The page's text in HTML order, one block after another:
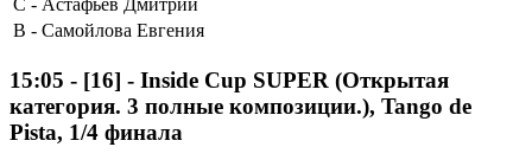
C - Астафьев Дмитрий
B - Самойлова Евгения
15:05 - [16] - Inside Cup SUPER (Открытая
категория. 3 полные композиции.), Tango de
Pista, 1/4 финала